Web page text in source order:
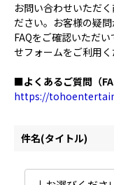
お問い合わせいただ
ださい。お客様の疑問
FAQをご確認いただ
せフォームをご利用く
■よくあるご質問（
https://
件名(タイトル)